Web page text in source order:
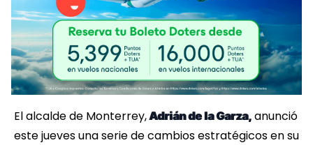
El alcalde de Monterrey,Adrián de la Garza, anunció
este jueves una serie de cambios estratégicos en su